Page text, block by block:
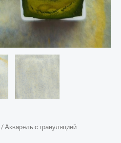
/ Акварель с грануляцией